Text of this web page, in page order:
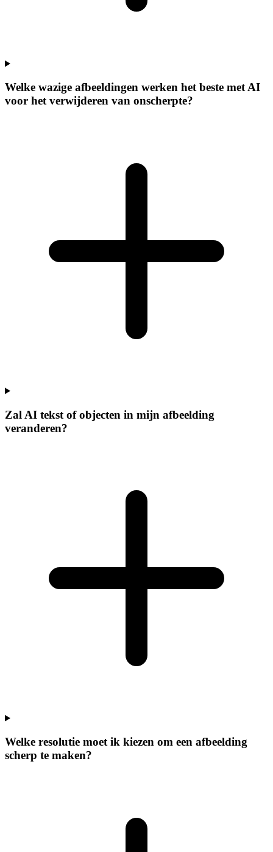
Welke wazige afbeeldingen werken het beste met AI
voor het verwijderen van onscherpte?
Zal AI tekst of objecten in mijn afbeelding
veranderen?
Welke resolutie moet ik kiezen om een afbeelding
scherp te maken?